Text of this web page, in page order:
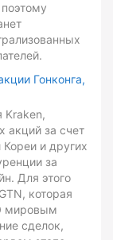
Гонконга,
акций за счет
и других
за
Для этого
которая
мировым
сделок,